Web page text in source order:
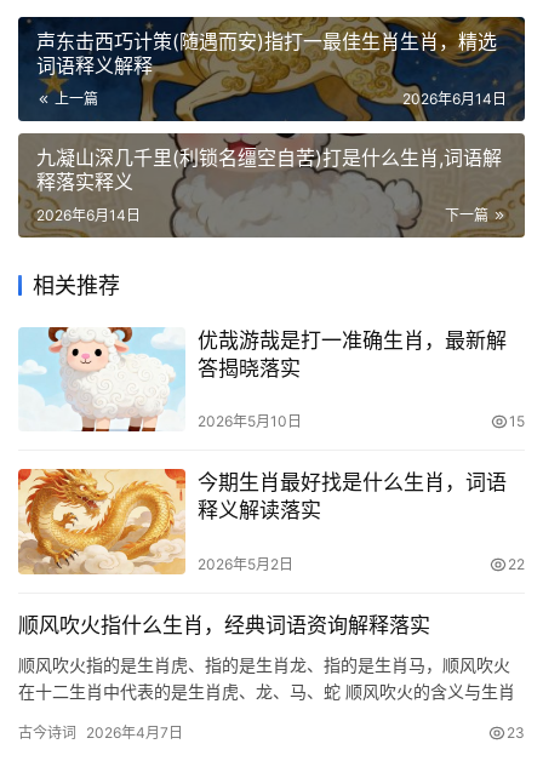
声东击西巧计策(随遇而安)指打一最佳生肖生肖，精选
词语释义解释
上一篇 2026年6月14日
九凝山深几千里(利锁名缰空自苦)打是什么生肖,词语解
释落实释义
下一篇
2026年6月14日
相关推荐
优哉游哉是打一准确生肖，最新解
答揭晓落实
2026年5月10日 15
今期生肖最好找是什么生肖，词语
释义解读落实
2026年5月2日 22
顺风吹火指什么生肖，经典词语资询解释落实
顺风吹火指的是生肖虎、指的是生肖龙、指的是生肖马，顺风吹火
在十二生肖中代表的是生肖虎、龙、马、蛇 顺风吹火的含义与生肖
古今诗词 2026年4月7日 23